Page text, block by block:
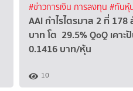
#ข่าวการเงิน การลงทุน #ทันหุ้
AAI กำไรไตรมาส 2 ที่ 178
บาท โต 29.5% QoQ เคาะ
0.1416 บาท/หุ้น
10